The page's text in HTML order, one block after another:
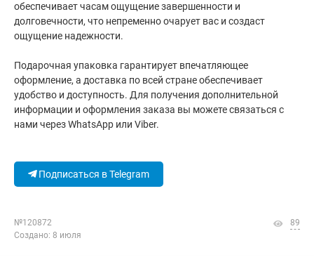
обеспечивает часам ощущение завершенности и
долговечности, что непременно очарует вас и создаст
ощущение надежности.
Подарочная упаковка гарантирует впечатляющее
оформление, а доставка по всей стране обеспечивает
удобство и доступность. Для получения дополнительной
информации и оформления заказа вы можете связаться с
нами через WhatsApp или Viber.
Подписаться в Telegram
№120872
Создано: 8 июля
89